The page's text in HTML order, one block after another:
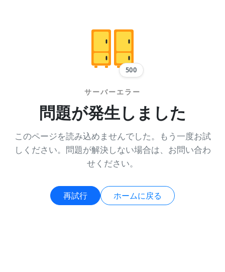
500
サーバーエラー
問題が発生しました
このページを読み込めませんでした。もう一度お試
しください。問題が解決しない場合は、お問い合わ
せください。
再試行 ホームに戻る